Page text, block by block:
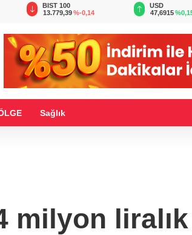
USD
47,6915%0,15
EUR
55,1851
Sağlık
milyon